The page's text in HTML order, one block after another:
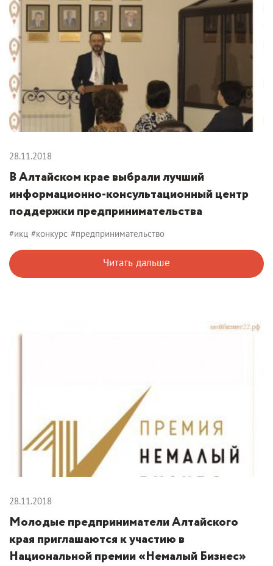
28.11.2018
В Алтайском крае выбрали лучший
информационно-консультационный центр
поддержки предпринимательства
#икц #конкурс #предпринимательство
Читать дальше
28.11.2018
Молодые предприниматели Алтайского
края приглашаются к участию в
Национальной премии «Немалый Бизнес»